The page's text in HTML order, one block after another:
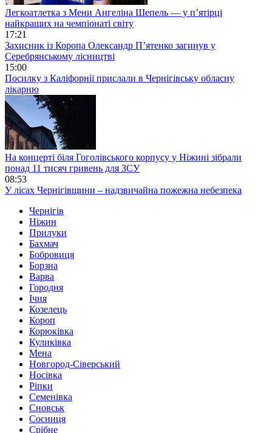
Легкоатлетка з Мени Ангеліна Шепель — у п’ятірці
найкращих на чемпіонаті світу
17:21
Захисник із Коропа Олександр П’ятенко загинув у
Серебрянському лісництві
15:00
Посилку з Каліфорнії прислали в Чернігівську обласну
лікарню
На концерті біля Гоголівського корпусу у Ніжині зібрали
понад 11 тисяч гривень для ЗСУ
08:53
У лісах Чернігівщини – надзвичайна пожежна небезпека
Чернігів
Ніжин
Прилуки
Бахмач
Бобровиця
Борзна
Варва
Городня
Ічня
Козелець
Короп
Корюківка
Куликівка
Мена
Новгород-Сіверський
Носівка
Ріпки
Семенівка
Сновськ
Сосниця
Срібне